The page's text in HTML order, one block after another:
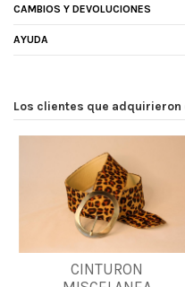
CAMBIOS Y DEVOLUCIONES
AYUDA
Los clientes que
CINTURON
85 90 105